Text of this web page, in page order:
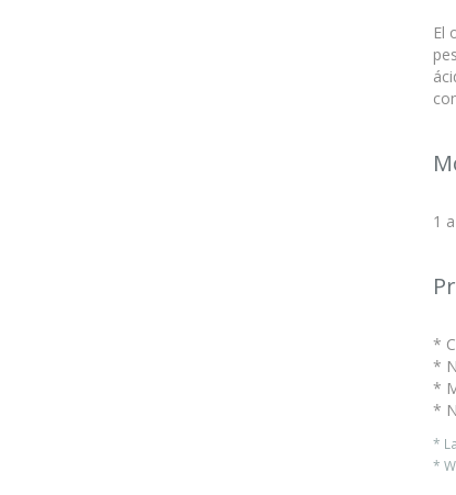
El
1
*
*
*
*
*
*